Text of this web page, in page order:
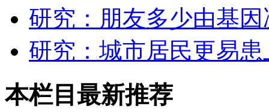
研究：朋友多少由基因
研究：城市居民更易
本栏目最新推荐